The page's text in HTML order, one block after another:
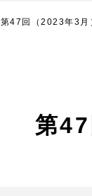
第47回（2023年3月
第